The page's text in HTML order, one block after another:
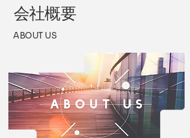
​会社概要
ABOUT US